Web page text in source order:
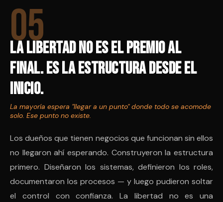
05
La libertad no es el premio al
final. Es la estructura desde el
inicio.
La mayoría espera "llegar a un punto" donde todo se acomode
solo. Ese punto no existe.
Los dueños que tienen negocios que funcionan sin ellos
no llegaron ahí esperando. Construyeron la estructura
primero. Diseñaron los sistemas, definieron los roles,
documentaron los procesos — y luego pudieron soltar
el control con confianza. La libertad no es una